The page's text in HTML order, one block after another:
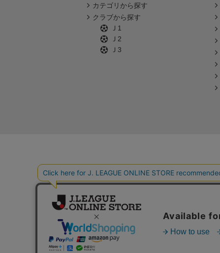
カテゴリから探す
クラブから探す
Ｊ1
Ｊ2
Ｊ3